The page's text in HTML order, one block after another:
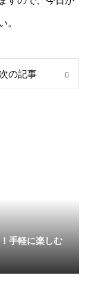
。
次の記事
手軽に楽しむ